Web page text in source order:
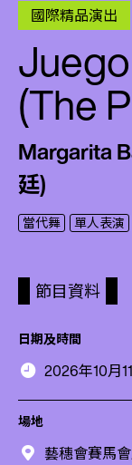
國際精品演出
(The
Margarita
廷)
當代舞 單人表演
節目資料
日期及時間
2026年10月
場地
藝穗會賽馬